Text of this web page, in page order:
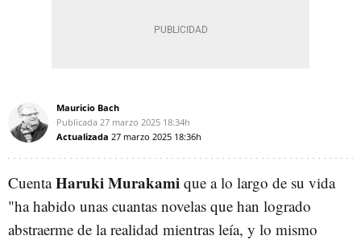
Mauricio Bach
Publicada 27 marzo 2025 18:34h
Actualizada 27 marzo 2025 18:36h
CuentaHaruki Murakami que a lo largo de su vida
"ha habido unas cuantas novelas que han logrado
abstraerme de la realidad mientras leía, y lo mismo